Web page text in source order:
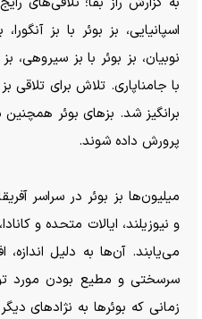
اسپانیایی، بز بوئر با بز
نوبیان، بز بوئر با بز سیروهی،
با جامناپاری. تلاش برای تلاقی
برانگیز شد. بز‌های بوئر
پرورش داده شوند.
میلیون‌ها بز بوئر در سراسر
و نیوزیلند، ایالات متحده و
می‌یابند. آن‌ها به دلیل
سرسختی و مطیع بودن مورد
زمانی که بوئر‌ها به نژاد‌های